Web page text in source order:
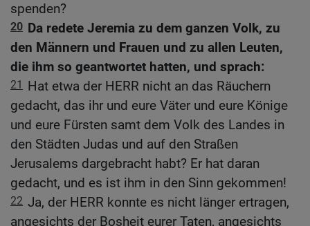
spenden?
20 Da redete Jeremia zu dem ganzen Volk, zu
den Männern und Frauen und zu allen Leuten,
die ihm so geantwortet hatten, und sprach:
21
Hat etwa der HERR nicht an das Räuchern
gedacht, das ihr und eure Väter und eure Könige
und eure Fürsten samt dem Volk des Landes in
den Städten Judas und auf den Straßen
Jerusalems dargebracht habt? Er hat daran
gedacht, und es ist ihm in den Sinn gekommen!
22 Ja, der HERR konnte es nicht länger ertragen,
angesichts der Bosheit eurer Taten, angesichts